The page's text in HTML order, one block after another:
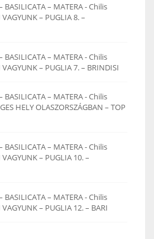
BASILICATA – MATERA - Chilis
– PUGLIA 8. –
BASILICATA – MATERA - Chilis
VAGYUNK – PUGLIA 7. – BRINDISI
BASILICATA – MATERA - Chilis
HELY OLASZORSZÁGBAN – TOP
BASILICATA – MATERA - Chilis
VAGYUNK – PUGLIA 10. –
BASILICATA – MATERA - Chilis
– PUGLIA 12. – BARI